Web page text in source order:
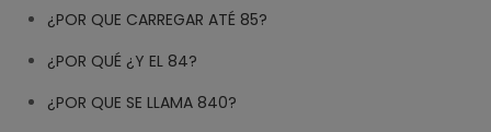
¿POR QUE CARREGAR ATÉ 85?
¿POR QUÉ ¿Y EL 84?
¿POR QUE SE LLAMA 840?